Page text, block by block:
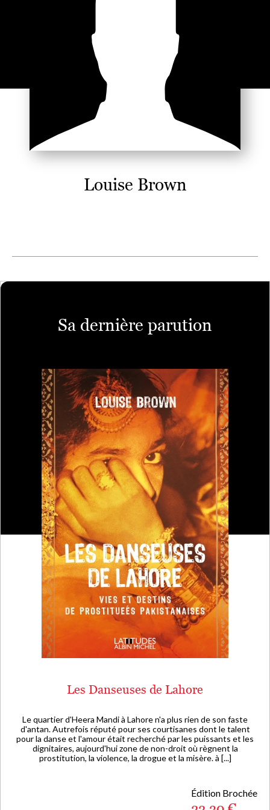
Louise Brown
Sa dernière parution
Les Danseuses de Lahore
Le quartier d'Heera Mandi à Lahore n'a plus rien de son faste
d'antan. Autrefois réputé pour ses courtisanes dont le talent
pour la danse et l'amour était recherché par les puissants et les
dignitaires, aujourd'hui zone de non-droit où règnent la
prostitution, la violence, la drogue et la misère. à [...]
Édition Brochée